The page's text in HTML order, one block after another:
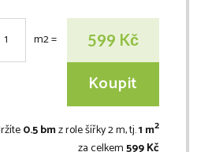
m2= 599 Kč
Koupit
0.5 bmz role šířky 2 m, tj.1 m2
za celkem599 Kč